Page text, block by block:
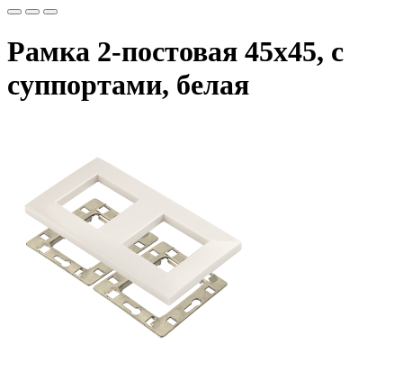
Рамка 2-постовая 45х45, с
суппортами, белая